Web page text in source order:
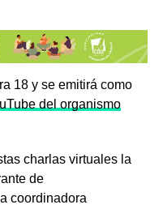
18 y se emitirá como
del organismo
charlas virtuales la
de
coordinadora